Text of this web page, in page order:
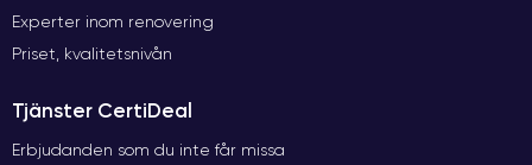
Experter inom renovering
Priset, kvalitetsnivån
Tjänster CertiDeal
Erbjudanden som du inte får missa